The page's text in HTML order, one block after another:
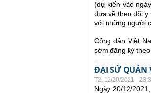
(dự kiến vào
đưa về theo dõi y
với những người
Công dân Việt
sớm đăng ký
ĐẠI SỨ QUÁN
T2, 12/20/2021 -
Ngày 20/12/